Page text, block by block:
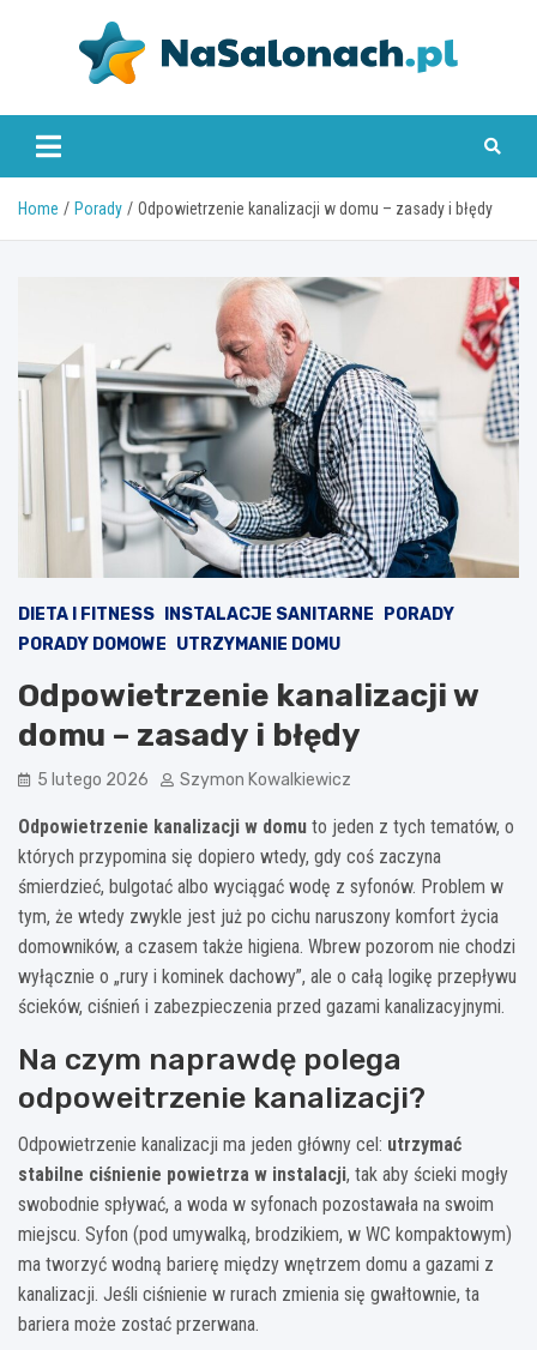
nasalonach.pl
Home Porady Odpowietrzenie kanalizacji w domu – zasady i błędy
DIETA I FITNESS INSTALACJE SANITARNE
PORADY
PORADY DOMOWE UTRZYMANIE DOMU
Odpowietrzenie kanalizacji w
domu – zasady i błędy
5 lutego 2026 Szymon Kowalkiewicz
Odpowietrzenie kanalizacji w domu to jeden z tych tematów, o
których przypomina się dopiero wtedy, gdy coś zaczyna
śmierdzieć, bulgotać albo wyciągać wodę z syfonów. Problem w
tym, że wtedy zwykle jest już po cichu naruszony komfort życia
domowników, a czasem także higiena. Wbrew pozorom nie chodzi
wyłącznie o „rury i kominek dachowy”, ale o całą logikę przepływu
ścieków, ciśnień i zabezpieczenia przed gazami kanalizacyjnymi.
Na czym naprawdę polega
odpoweitrzenie kanalizacji?
Odpowietrzenie kanalizacji ma jeden główny cel: utrzymać
stabilne ciśnienie powietrza w instalacji, tak aby ścieki mogły
swobodnie spływać, a woda w syfonach pozostawała na swoim
miejscu. Syfon (pod umywalką, brodzikiem, w WC kompaktowym)
ma tworzyć wodną barierę między wnętrzem domu a gazami z
kanalizacji. Jeśli ciśnienie w rurach zmienia się gwałtownie, ta
bariera może zostać przerwana.